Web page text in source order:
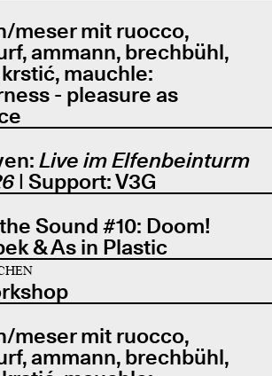
meser mit ruocco,
ammann, brechbühl,
mauchle:
- pleasure as
Live im Elfenbeinturm
| Support: V3G
Sound #10: Doom!
& As in Plastic
meser mit ruocco,
ammann, brechbühl,